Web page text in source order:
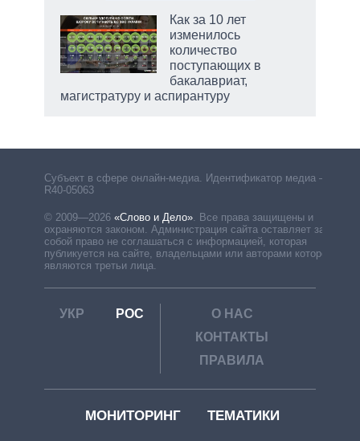
Как за 10 лет
изменилось
количество
поступающих в
бакалавриат,
магистратуру и аспирантуру
Субъект в сфере онлайн-медиа. Идентификатор медиа –
R40-05063
© 2009—2026 «Слово и Дело». Все права защищены и
охраняются законом. Администрация сайта оставляет за
собой право не соглашаться с информацией, которая
публикуется на сайте, владельцами или авторами которой
являются третьи лица.
УКР РОС
О НАС
КОНТАКТЫ
ПРАВИЛА
МОНИТОРИНГ ТЕМАТИКИ